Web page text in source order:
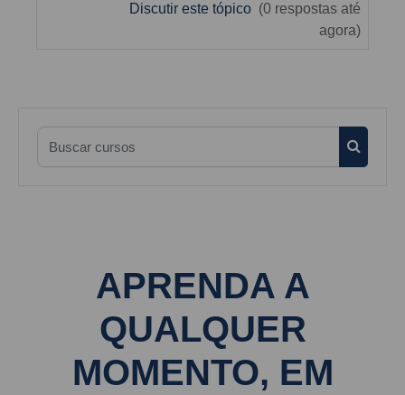
Discutir este tópico (0 respostas até
agora)
Buscar cursos
Buscar
APRENDA A
QUALQUER
MOMENTO, EM